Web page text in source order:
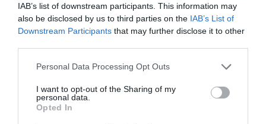
IAB’s list of downstream participants. This information may
also be disclosed by us to third parties on the IAB’s List of
Downstream Participants that may further disclose it to other
Personal Data Processing Opt Outs
I want to opt-out of the Sharing of my
personal data.
Opted In